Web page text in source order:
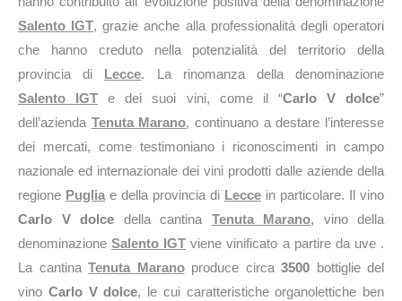
Salento IGT, grazie anche alla professionalità degli operatori
che hanno creduto nella potenzialità del territorio della
provincia di Lecce. La rinomanza della denominazione
Salento IGT e dei suoi vini, come il “Carlo V dolce”
dell’azienda Tenuta Marano, continuano a destare l’interesse
dei mercati, come testimoniano i riconoscimenti in campo
nazionale ed internazionale dei vini prodotti dalle aziende della
regione Puglia e della provincia di Lecce in particolare. Il vino
Carlo V dolce della cantina Tenuta Marano, vino della
denominazioneSalento IGT viene vinificato a partire da uve .
La cantina Tenuta Maranoproduce circa 3500 bottiglie del
vino Carlo V dolce, le cui caratteristiche organolettiche ben